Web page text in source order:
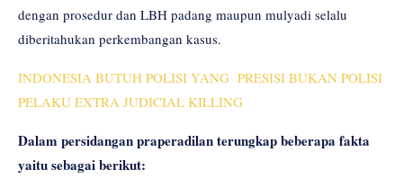
dengan prosedur dan LBH padang maupun mulyadi selalu
diberitahukan perkembangan kasus.
INDONESIA BUTUH POLISI YANG PRESISI BUKAN POLISI
PELAKU EXTRA JUDICIAL KILLING
Dalam persidangan praperadilan terungkap beberapa fakta
yaitu sebagai berikut: